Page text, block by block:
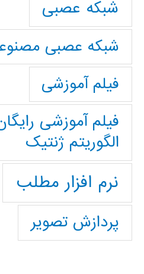
شبکه عصبی
شبکه عصبی
فیلم آموزشی
فیلم آموزشی
الگوریتم ژنتیک
نرم افزار مطلب
پردازش تصویر